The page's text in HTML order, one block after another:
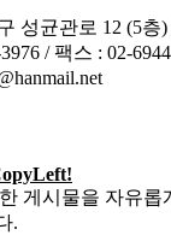
성균관로 12 (5층
/ 팩스 : 02-
게시물을 자유롭
.